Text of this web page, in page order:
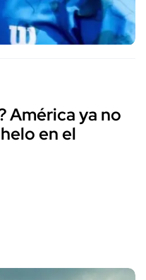
América ya no
en el